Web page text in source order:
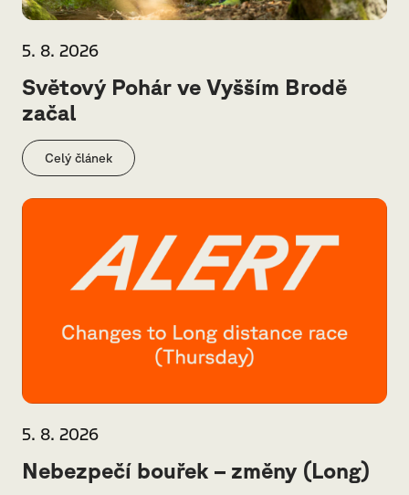
5. 8. 2026
Světový Pohár ve Vyšším Brodě
začal
Celý článek
5. 8. 2026
Nebezpečí bouřek – změny (Long)